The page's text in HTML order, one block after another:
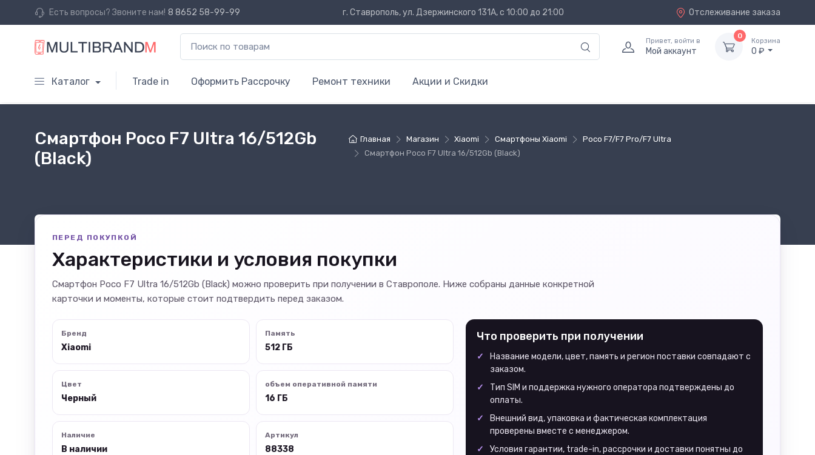
Есть вопросы? Звоните нам! 8 8652 58-99-99 г. Ставрополь, ул. Дзержинского 131А, с 10:00 до 21:00 Отслеживание заказа
Привет, войти в
Мой аккаунт
0
Корзина
0 ₽
Каталог Trade in Оформить Рассрочку Ремонт техники Акции и Скидки
Главная Магазин Xiaomi Смартфоны Xiaomi
Poco F7/F7 Pro/F7 Ultra
Смартфон Poco F7 Ultra 16/512Gb (Black)
Смартфон Poco F7 Ultra 16/512Gb
(Black)
ПЕРЕД ПОКУПКОЙ
Характеристики и условия покупки
Смартфон Poco F7 Ultra 16/512Gb (Black) можно проверить при получении в Ставрополе. Ниже собраны данные конкретной
карточки и моменты, которые стоит подтвердить перед заказом.
Бренд
Xiaomi
Память
512 ГБ
Цвет
Черный
объем оперативной памяти
16 ГБ
Наличие
В наличии
Артикул
88338
Что проверить при получении
Название модели, цвет, память и регион поставки совпадают с
заказом.
Тип SIM и поддержка нужного оператора подтверждены до
оплаты.
Внешний вид, упаковка и фактическая комплектация
проверены вместе с менеджером.
Условия гарантии, trade-in, рассрочки и доставки понятны до